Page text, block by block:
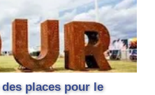
places pour le